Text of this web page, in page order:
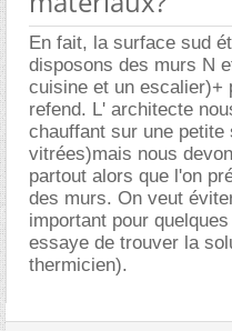
En fait, la surface sud
disposons des murs N
cuisine et un escalier)+
refend. L' architecte
chauffant sur une
vitrées)mais nous
partout alors que l'on
des murs. On veut
important pour
essaye de trouver la
thermicien).